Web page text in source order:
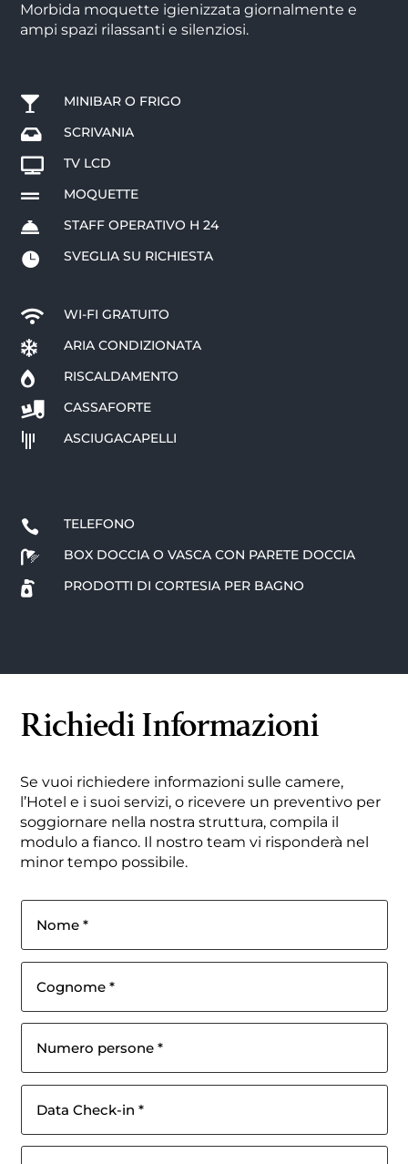
Morbida moquette igienizzata giornalmente e
ampi spazi rilassanti e silenziosi.
 MINIBAR O FRIGO
 SCRIVANIA
 TV LCD
 MOQUETTE
 STAFF OPERATIVO H 24
 SVEGLIA SU RICHIESTA
 WI-FI GRATUITO
 ARIA CONDIZIONATA
 RISCALDAMENTO
 CASSAFORTE
 ASCIUGACAPELLI
 TELEFONO
 BOX DOCCIA O VASCA CON PARETE DOCCIA
 PRODOTTI DI CORTESIA PER BAGNO
Richiedi Informazioni
Se vuoi richiedere informazioni sulle camere,
l’Hotel e i suoi servizi, o ricevere un preventivo per
soggiornare nella nostra struttura, compila il
modulo a fianco. Il nostro team vi risponderà nel
minor tempo possibile.